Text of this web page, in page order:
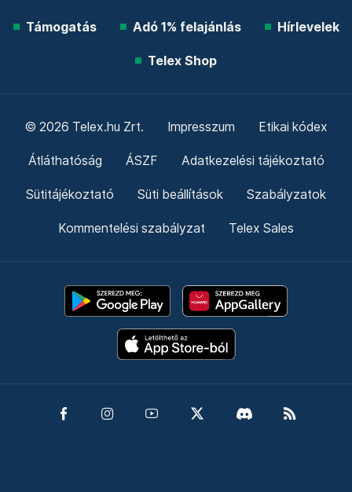
Támogatás Adó 1% felajánlás Hírlevelek
Telex Shop
© 2026 Telex.hu Zrt. Impresszum Etikai kódex
Átláthatóság ÁSZF Adatkezelési tájékoztató
Sütitájékoztató Süti beállítások Szabályzatok
Kommentelési szabályzat Telex Sales